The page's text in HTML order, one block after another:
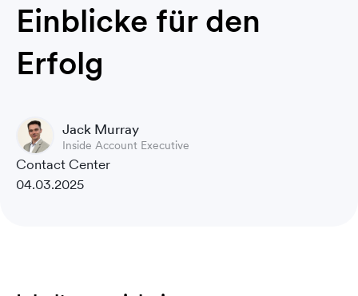
Einblicke für den
Erfolg
Jack Murray
Inside Account Executive
Contact Center
04.03.2025